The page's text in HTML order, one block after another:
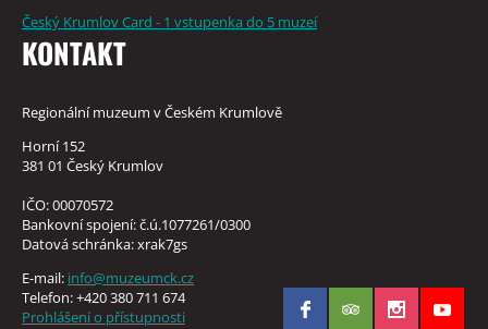
Český Krumlov Card - 1 vstupenka do 5 muzeí
KONTAKT
Regionální muzeum v Českém Krumlově
Horní 152
381 01 Český Krumlov
IČO: 00070572
Bankovní spojení: č.ú.1077261/0300
Datová schránka: xrak7gs
E-mail: info@muzeumck.cz
Telefon: +420 380 711 674
Prohlášení o přístupnosti